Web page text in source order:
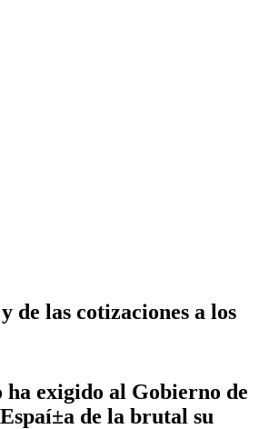
de las cotizaciones a los
exigido al Gobierno de
de la brutal su